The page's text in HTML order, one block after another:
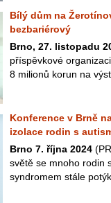
Bílý dům na
bezbariérový
Brno, 27. listopadu
příspěvkové
8 milionů korun na
Konference v Brně
izolace rodin s
Brno 7. října 2024
světě se mnoho rodin
syndromem stále